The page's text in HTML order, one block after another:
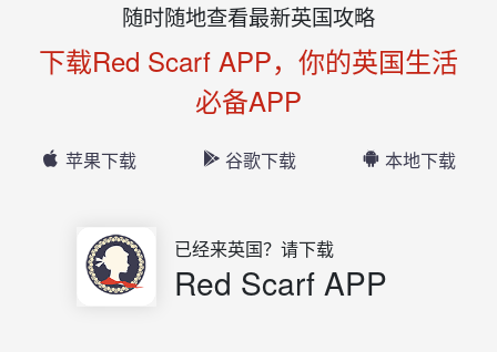
随时随地查看最新英国攻略
下载Red Scarf APP，你的英国生活
必备APP
苹果下载 谷歌下载 本地下载
已经来英国？请下载
Red Scarf APP